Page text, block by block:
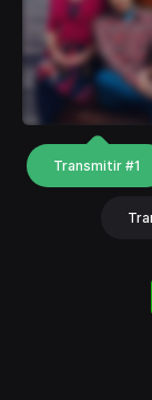
Transmitir #1